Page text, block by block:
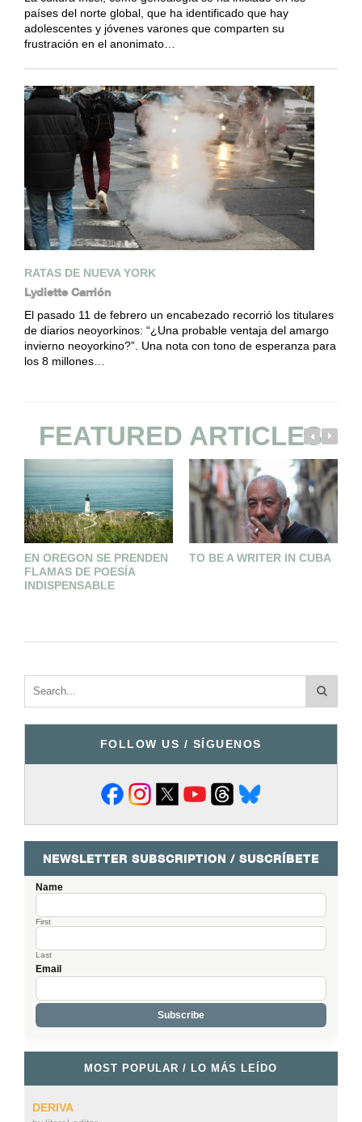
países del norte global, que ha identificado que hay
adolescentes y jóvenes varones que comparten su
frustración en el anonimato…
RATAS DE NUEVA YORK
Lydiette Carrión
El pasado 11 de febrero un encabezado recorrió los titulares
de diarios neoyorkinos: “¿Una probable ventaja del amargo
invierno neoyorkino?”. Una nota con tono de esperanza para
los 8 millones…
FEATURED ARTICLES
EN OREGON SE PRENDEN
FLAMAS DE POESÍA
INDISPENSABLE
TO BE A WRITER IN CUBA
FOLLOW US / SÍGUENOS
NEWSLETTER SUBSCRIPTION / SUSCRÍBETE
Name
First
Last
Email
MOST POPULAR / LO MÁS LEÍDO
DERIVA